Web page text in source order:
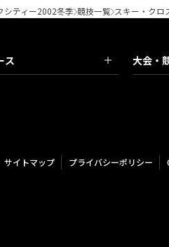
シティー2002冬季 競技一覧 スキー・クロ
ス 大会・
サイトマップ プライバシーポリシー